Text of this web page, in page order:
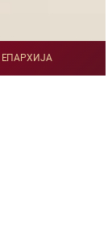
ЕПАРХИЈА